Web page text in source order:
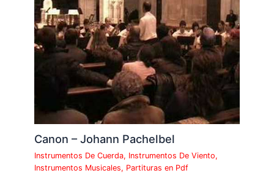
Canon – Johann Pachelbel
Instrumentos De Cuerda, Instrumentos De Viento,
Instrumentos Musicales, Partituras en Pdf